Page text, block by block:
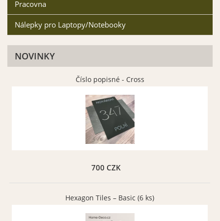
Zelená matná 061 Žluto-zelená matná 064
Zelená limetková
Vybrat
Hnědá matná 080
Vybrat
Pracovna
Nálepky pro Laptopy/Notebooky
NOVINKY
Číslo popisné - Cross
700 CZK
Hexagon Tiles – Basic (6 ks)